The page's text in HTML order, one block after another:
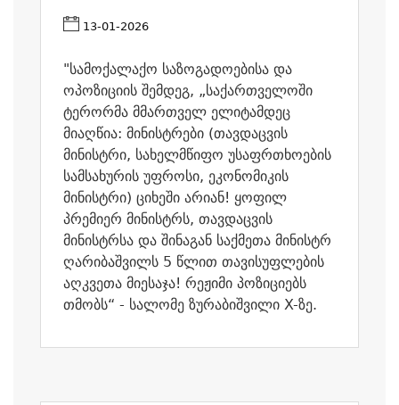
13-01-2026
"სამოქალაქო საზოგადოებისა და
ოპოზიციის შემდეგ, „საქართველოში
ტერორმა მმართველ ელიტამდეც
მიაღწია: მინისტრები (თავდაცვის
მინისტრი, სახელმწიფო უსაფრთხოების
სამსახურის უფროსი, ეკონომიკის
მინისტრი) ციხეში არიან! ყოფილ
პრემიერ მინისტრს, თავდაცვის
მინისტრსა და შინაგან საქმეთა მინისტრ
ღარიბაშვილს 5 წლით თავისუფლების
აღკვეთა მიესაჯა! რეჟიმი პოზიციებს
თმობს“ - სალომე ზურაბიშვილი X-ზე.